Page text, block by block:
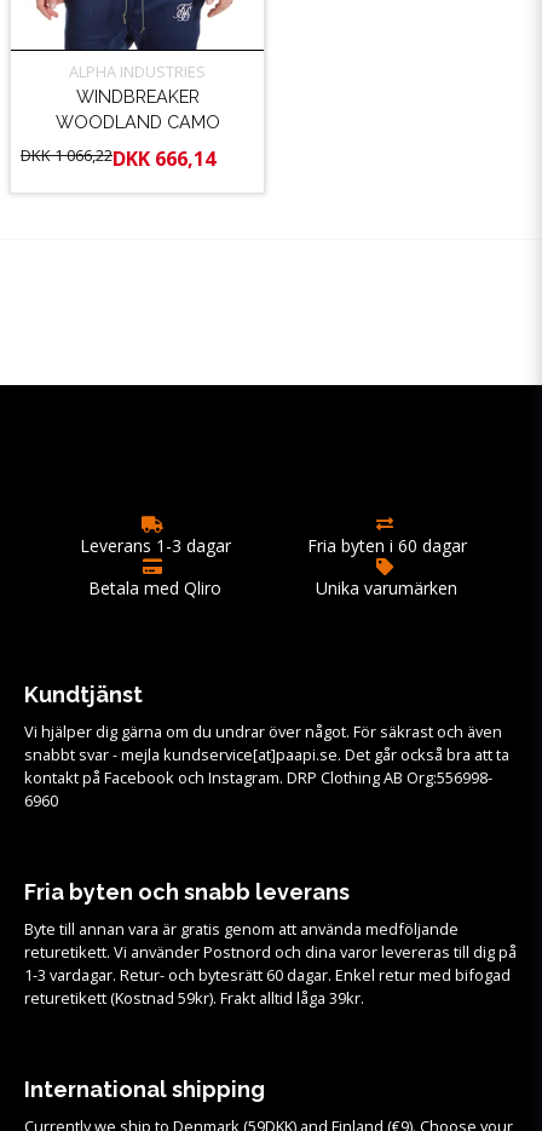
ALPHA INDUSTRIES
WINDBREAKER
WOODLAND CAMO
DKK 1 066,22DKK 666,14
Leverans 1-3 dagar
Fria byten i 60 dagar
Betala med Qliro
Unika varumärken
Kundtjänst
Vi hjälper dig gärna om du undrar över något. För säkrast och även
snabbt svar - mejla kundservice[at]paapi.se. Det går också bra att ta
kontakt på Facebook och Instagram. DRP Clothing AB Org:556998-
6960
Fria byten och snabb leverans
Byte till annan vara är gratis genom att använda medföljande
returetikett. Vi använder Postnord och dina varor levereras till dig på
1-3 vardagar. Retur- och bytesrätt 60 dagar. Enkel retur med bifogad
returetikett (Kostnad 59kr). Frakt alltid låga 39kr.
International shipping
Currently we ship to Denmark (59DKK) and Finland (€9). Choose your